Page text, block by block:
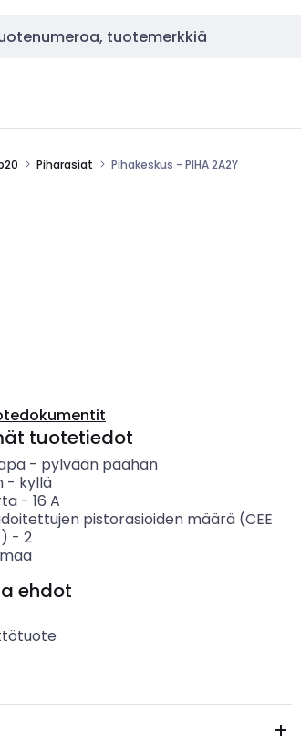
Piharasiat Pihakeskus - PIHA 2A2Y
tuotetiedot
- pylvään päähän
- kyllä
- 16 A
pistorasioiden määrä (CEE
- 2
ehdot